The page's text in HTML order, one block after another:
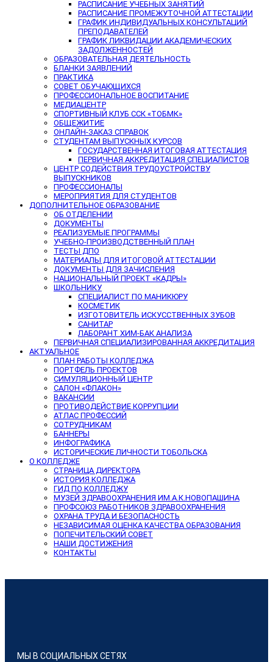
РАСПИСАНИЕ УЧЕБНЫХ ЗАНЯТИЙ
РАСПИСАНИЕ ПРОМЕЖУТОЧНОЙ АТТЕСТАЦИИ
ГРАФИК ИНДИВИДУАЛЬНЫХ КОНСУЛЬТАЦИЙ
ПРЕПОДАВАТЕЛЕЙ
ГРАФИК ЛИКВИДАЦИИ АКАДЕМИЧЕСКИХ
ЗАДОЛЖЕННОСТЕЙ
ОБРАЗОВАТЕЛЬНАЯ ДЕЯТЕЛЬНОСТЬ
БЛАНКИ ЗАЯВЛЕНИЙ
ПРАКТИКА
СОВЕТ ОБУЧАЮЩИХСЯ
ПРОФЕССИОНАЛЬНОЕ ВОСПИТАНИЕ
МЕДИАЦЕНТР
СПОРТИВНЫЙ КЛУБ ССК «ТОБМК»
ОБЩЕЖИТИЕ
ОНЛАЙН-ЗАКАЗ СПРАВОК
СТУДЕНТАМ ВЫПУСКНЫХ КУРСОВ
ГОСУДАРСТВЕННАЯ ИТОГОВАЯ АТТЕСТАЦИЯ
ПЕРВИЧНАЯ АККРЕДИТАЦИЯ СПЕЦИАЛИСТОВ
ЦЕНТР СОДЕЙСТВИЯ ТРУДОУСТРОЙСТВУ
ВЫПУСКНИКОВ
ПРОФЕССИОНАЛЫ
МЕРОПРИЯТИЯ ДЛЯ СТУДЕНТОВ
ДОПОЛНИТЕЛЬНОЕ ОБРАЗОВАНИЕ
ОБ ОТДЕЛЕНИИ
ДОКУМЕНТЫ
РЕАЛИЗУЕМЫЕ ПРОГРАММЫ
УЧЕБНО-ПРОИЗВОДСТВЕННЫЙ ПЛАН
ТЕСТЫ ДПО
МАТЕРИАЛЫ ДЛЯ ИТОГОВОЙ АТТЕСТАЦИИ
ДОКУМЕНТЫ ДЛЯ ЗАЧИСЛЕНИЯ
НАЦИОНАЛЬНЫЙ ПРОЕКТ «КАДРЫ»
ШКОЛЬНИКУ
СПЕЦИАЛИСТ ПО МАНИКЮРУ
КОСМЕТИК
ИЗГОТОВИТЕЛЬ ИСКУССТВЕННЫХ ЗУБОВ
САНИТАР
ЛАБОРАНТ ХИМ-БАК АНАЛИЗА
ПЕРВИЧНАЯ СПЕЦИАЛИЗИРОВАННАЯ АККРЕДИТАЦИЯ
АКТУАЛЬНОЕ
ПЛАН РАБОТЫ КОЛЛЕДЖА
ПОРТФЕЛЬ ПРОЕКТОВ
СИМУЛЯЦИОННЫЙ ЦЕНТР
САЛОН «ФЛАКОН»
ВАКАНСИИ
ПРОТИВОДЕЙСТВИЕ КОРРУПЦИИ
АТЛАС ПРОФЕССИЙ
СОТРУДНИКАМ
БАННЕРЫ
ИНФОГРАФИКА
ИСТОРИЧЕСКИЕ ЛИЧНОСТИ ТОБОЛЬСКА
О КОЛЛЕДЖЕ
СТРАНИЦА ДИРЕКТОРА
ИСТОРИЯ КОЛЛЕДЖА
ГИД ПО КОЛЛЕДЖУ
МУЗЕЙ ЗДРАВООХРАНЕНИЯ ИМ.А.К.НОВОПАШИНА
ПРОФСОЮЗ РАБОТНИКОВ ЗДРАВООХРАНЕНИЯ
ОХРАНА ТРУДА И БЕЗОПАСНОСТЬ
НЕЗАВИСИМАЯ ОЦЕНКА КАЧЕСТВА ОБРАЗОВАНИЯ
ПОПЕЧИТЕЛЬСКИЙ СОВЕТ
НАШИ ДОСТИЖЕНИЯ
КОНТАКТЫ
МЫ В СОЦИАЛЬНЫХ СЕТЯХ